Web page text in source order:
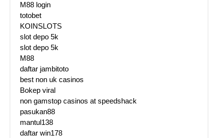
M88 login
totobet
KOINSLOTS
slot depo 5k
slot depo 5k
M88
daftar jambitoto
best non uk casinos
Bokep viral
non gamstop casinos at speedshack
pasukan88
mantul138
daftar win178